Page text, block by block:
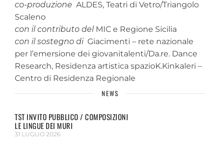
co-produzione ALDES, Teatri di Vetro/Triangolo
Scaleno
con il contributo del MIC e Regione Sicilia
con il sostegno di Giacimenti – rete nazionale
per l’emersione dei giovanitalenti/Da.re. Dance
Research, Residenza artistica spazioK.Kinkaleri –
Centro di Residenza Regionale
NEWS
TST INVITO PUBBLICO / COMPOSIZIONI
LE LINGUE DEI MURI
31 LUGLIO 2026